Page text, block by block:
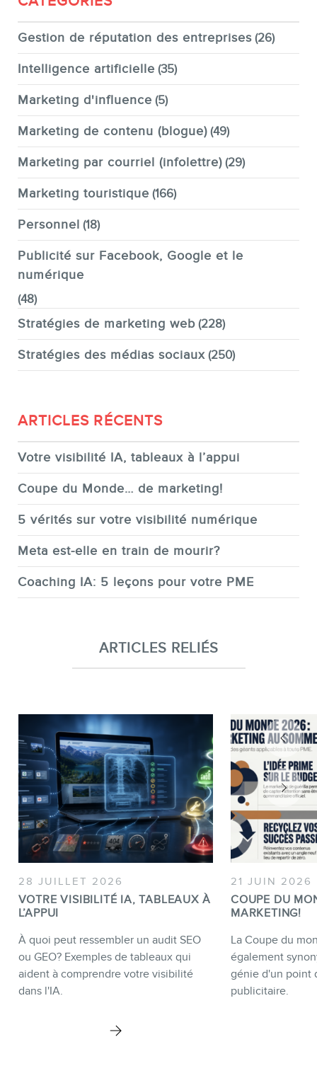
Gestion de réputation des entreprises (26)
Intelligence artificielle (35)
Marketing d'influence (5)
Marketing de contenu (blogue) (49)
Marketing par courriel (infolettre) (29)
Marketing touristique (166)
Personnel (18)
Publicité sur Facebook, Google et le
numérique
(48)
Stratégies de marketing web (228)
Stratégies des médias sociaux (250)
ARTICLES RÉCENTS
Votre visibilité IA, tableaux à l’appui
Coupe du Monde… de marketing!
5 vérités sur votre visibilité numérique
Meta est-elle en train de mourir?
Coaching IA: 5 leçons pour votre PME
ARTICLES RELIÉS
28 JUILLET 2026
VOTRE VISIBILITÉ IA, TABLEAUX À
L’APPUI
À quoi peut ressembler un audit SEO
ou GEO? Exemples de tableaux qui
aident à comprendre votre visibilité
dans l'IA.
21 JUIN 2026
COUPE DU
MARKETING!
La Coupe du
également
génie d'un point
publicitaire.